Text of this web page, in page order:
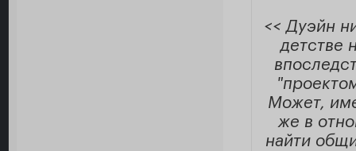
<< Дуэйн
детстве
Может,
же в
найти